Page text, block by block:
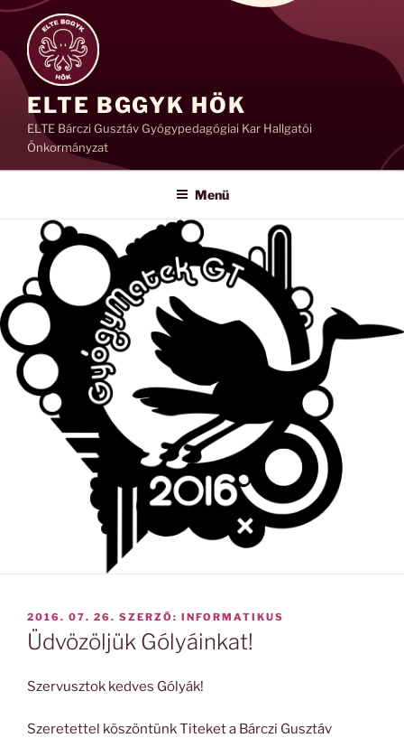
Tartalomhoz
ELTE BGGYK HÖK
ELTE Bárczi Gusztáv Gyógypedagógiai Kar Hallgatói
Önkormányzat
Menü
BEKÜLDVE:
2016. 07. 26. SZERZŐ: INFORMATIKUS
Üdvözöljük Gólyáinkat!
Szervusztok kedves Gólyák!
Szeretettel köszöntünk Titeket a Bárczi Gusztáv